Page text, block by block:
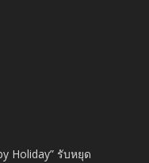
Holiday” รับหยุด